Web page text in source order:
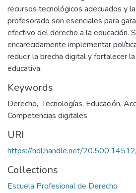
recursos tecnológicos adecuados y
profesorado son esenciales para
efectivo del derecho a la educación.
encarecidamente implementar
reducir la brecha digital y fortalecer
educativa.
Keywords
Derecho,,Tecnologías, Educación,
Competencias digitales
URI
https://hdl.handle.net/
Collections
Escuela Profesional de Derecho